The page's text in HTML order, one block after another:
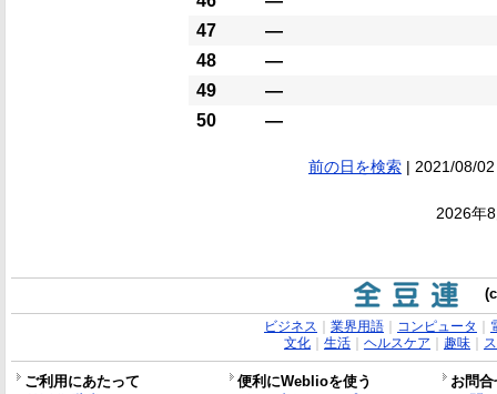
47
―
48
―
49
―
50
―
前の日を検索| 2021/08/
2026年
ビジネス 業界用語｜ コンピュータ
文化｜ 生活｜ ヘルスケア 趣味｜
ご利用にあたって 便利にWeblioを使う
お問